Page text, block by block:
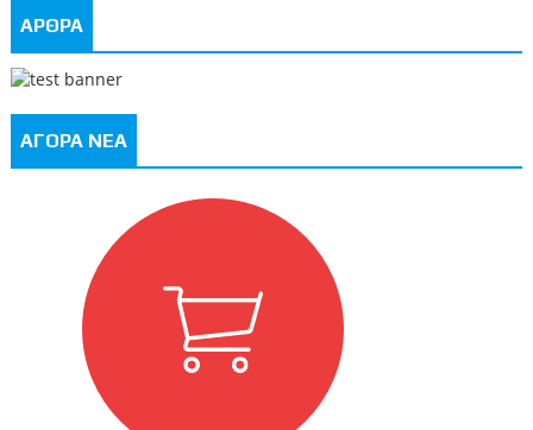
ΑΡΘΡΑ
ΑΓΟΡΑ ΝΕΑ